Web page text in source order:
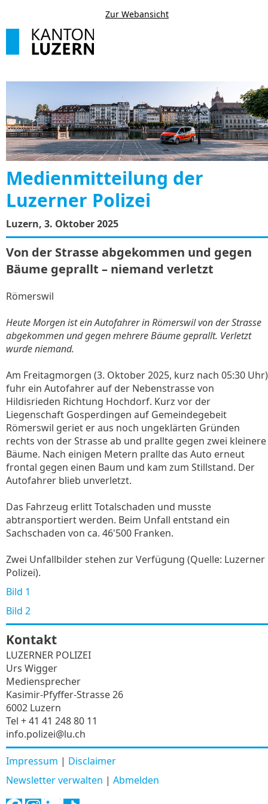
Zur Webansicht
Medienmitteilung der
Luzerner Polizei
Luzern, 3. Oktober 2025
Von der Strasse abgekommen und gegen
Bäume geprallt – niemand verletzt
Römerswil
Heute Morgen ist ein Autofahrer in Römerswil von der Strasse
abgekommen und gegen mehrere Bäume geprallt. Verletzt
wurde niemand.
Am Freitagmorgen (3. Oktober 2025, kurz nach 05:30 Uhr)
fuhr ein Autofahrer auf der Nebenstrasse von
Hildisrieden Richtung Hochdorf. Kurz vor der
Liegenschaft Gosperdingen auf Gemeindegebeit
Römerswil geriet er aus noch ungeklärten Gründen
rechts von der Strasse ab und prallte gegen zwei kleinere
Bäume. Nach einigen Metern prallte das Auto erneut
frontal gegen einen Baum und kam zum Stillstand. Der
Autofahrer blieb unverletzt.
Das Fahrzeug erlitt Totalschaden und musste
abtransportiert werden. Beim Unfall entstand ein
Sachschaden von ca. 46'500 Franken.
Zwei Unfallbilder stehen zur Verfügung (Quelle: Luzerner
Polizei).
Bild 1
Bild 2
Kontakt
LUZERNER POLIZEI
Urs Wigger
Mediensprecher
Kasimir-Pfyffer-Strasse 26
6002 Luzern
Tel + 41 41 248 80 11
info.polizei@lu.ch
Impressum | Disclaimer
Newsletter verwalten | Abmelden